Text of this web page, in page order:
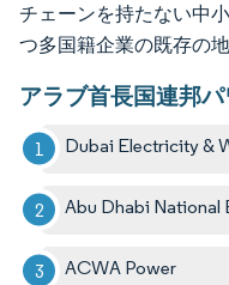
チェーンを持たない中
つ多国籍企業の既存の
アラブ首長国連邦
Dubai Electricity &
Abu Dhabi National
ACWA Power